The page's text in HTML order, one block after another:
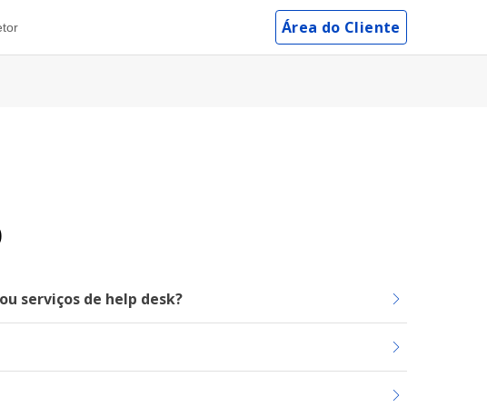
Área do Cliente
serviços de help desk?